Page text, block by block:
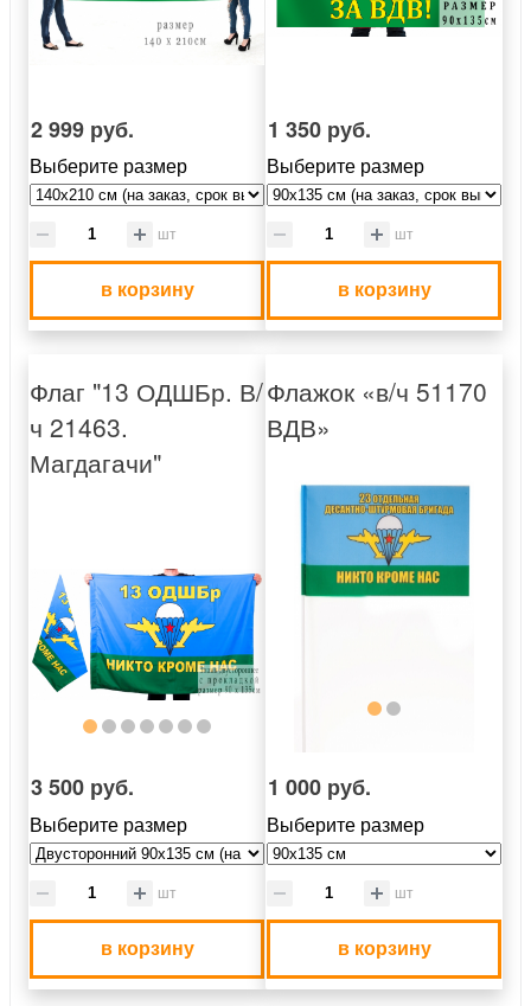
2 999 руб.
Выберите размер
шт
в корзину
1 350 руб.
Выберите размер
шт
в корзину
Флаг "13 ОДШБр. В/
ч 21463.
Магдагачи"
3 500 руб.
Выберите размер
шт
в корзину
Флажок «в/ч 51170
ВДВ»
1 000 руб.
Выберите размер
шт
в корзину